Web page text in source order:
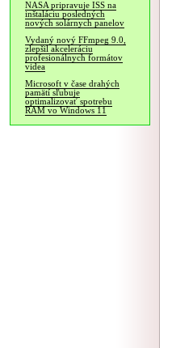
NASA pripravuje ISS na
inštaláciu posledných
nových solárnych panelov
Vydaný nový FFmpeg 9.0,
zlepšil akceleráciu
profesionálnych formátov
videa
Microsoft v čase drahých
pamätí sľubuje
optimalizovať spotrebu
RAM vo Windows 11